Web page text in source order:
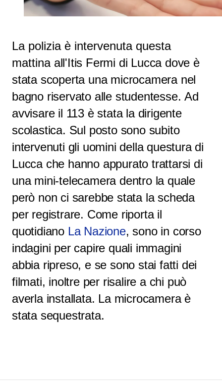
La polizia è intervenuta questa
mattina all'Itis Fermi di Lucca dove è
stata scoperta una microcamera nel
bagno riservato alle studentesse.Ad
avvisare il 113 è stata ladirigente
scolastica. Sul posto sono subito
intervenuti gli uomini della questura di
Lucca che hanno appurato trattarsi di
una mini-telecamera dentro la quale
però non ci sarebbe stata la scheda
per registrare. Come riporta il
quotidiano La Nazione, sono in corso
indagini per capire quali immagini
abbia ripreso, e se sono stai fatti dei
filmati, inoltre per risalire a chi può
averla installata. La microcamera è
stata sequestrata.